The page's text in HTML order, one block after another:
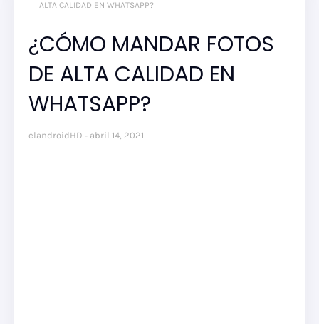
ALTA CALIDAD EN WHATSAPP?
¿CÓMO MANDAR FOTOS
DE ALTA CALIDAD EN
WHATSAPP?
elandroidHD abril 14, 2021